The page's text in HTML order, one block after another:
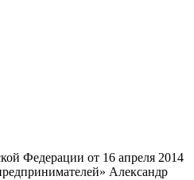
Федерации от 16 апреля 2014
Александр